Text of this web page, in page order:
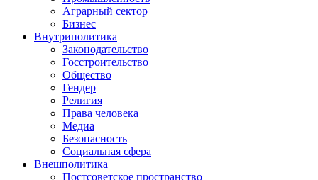
Аграрный сектор
Бизнес
Внутриполитика
Законодательство
Госстроительство
Общество
Гендер
Религия
Права человека
Медиа
Безопасность
Социальная сфера
Внешполитика
Постсоветское пространство